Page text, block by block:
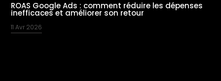
ROAS Google Ads : comment réduire les dépenses
inefficaces et améliorer son retour
11 Avr 2026